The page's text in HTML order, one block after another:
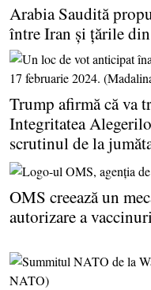
Arabia Saudită
între Iran şi ţările
Trump afirmă că va
Integritatea
scrutinul de la
OMS creează un
autorizare a